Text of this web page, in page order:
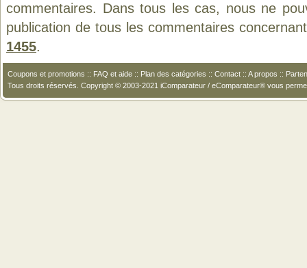
commentaires. Dans tous les cas, nous ne
publication de tous les commentaires
1455.
Coupons et promotions :: FAQ et aide :: Plan des catégories :: Contact :: A propos ::
Tous droits réservés. Copyright © 2003-2021 iComparateur / eComparateur® vous